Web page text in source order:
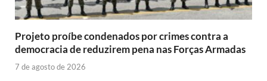
Projeto proíbe condenados por crimes contra a
democracia de reduzirem pena nas Forças Armadas
7 de agosto de 2026